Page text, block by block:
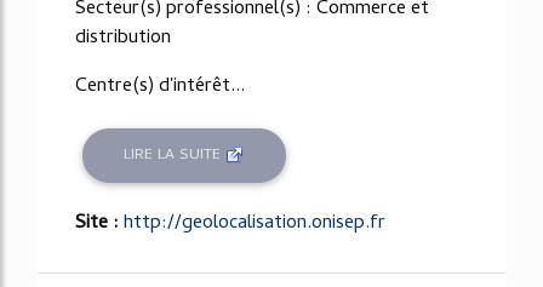
Secteur(s) professionnel(s) : Commerce et
distribution
Centre(s) d'intérêt...
LIRE LA SUITE
Site :http://geolocalisation.onisep.fr